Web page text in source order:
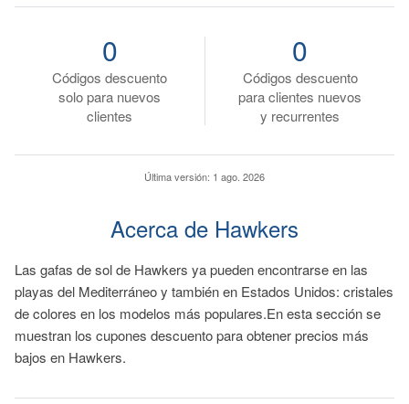
Códigos descuento
solo para nuevos
clientes
0
Códigos descuento
para clientes nuevos
y recurrentes
0
Última versión: 1 ago. 2026
Acerca de Hawkers
Las gafas de sol de Hawkers ya pueden encontrarse en las
playas del Mediterráneo y también en Estados Unidos: cristales
de colores en los modelos más populares.En esta sección se
muestran los cupones descuento para obtener precios más
bajos en Hawkers.